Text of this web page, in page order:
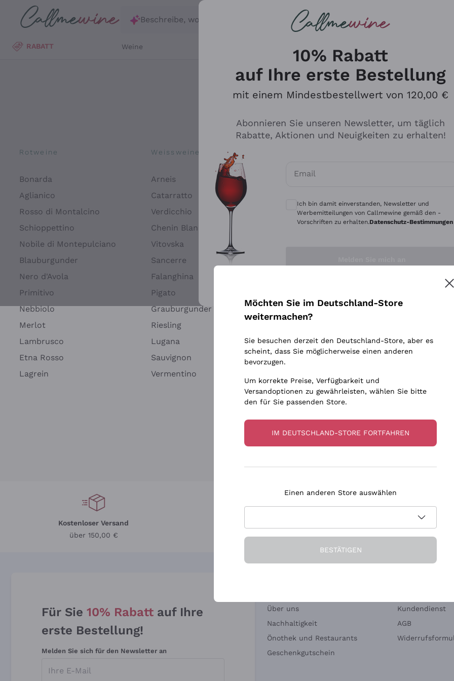
Zum Hauptinhalt springen
Beschreibe, wonach du suchst
RABATT Weine
Rotweine
Bonarda
Aglianico
Rosso di Montalcino
Schioppettino
Nobile di Montepulciano
Blauburgunder
Nero d'Avola
Primitivo
Nebbiolo
Merlot
Lambrusco
Etna Rosso
Lagrein
Weissweine
Arneis
Catarratto
Verdicchio
Chenin Blanc
Vitovska
Sancerre
Falanghina
Pigato
Grauburgunder
Riesling
Lugana
Sauvignon
Vermentino
Tenuta San Leonardo
Alessandra Divella
Ca' dei Frati
Biondi Santi
Quintarelli Giuseppe
Rinaldi Giuseppe
Egly Ouriet
Jacquesson
Agrapart
Indigene
Ohne
Kostenloser Versand
über 150,00 €
in Deutschland
in 3 Raten
Für Sie 10% Rabatt auf Ihre
erste Bestellung!
Melden Sie sich für den Newsletter an
Über uns
Nachhaltigkeit
Önothek und Restaurants
Geschenkgutschein
Kundendienst
AGB
10% Rabatt
auf Ihre erste Bestellung
mit einem Mindestbestellwert von 120,00 €
Abonnieren Sie unseren Newsletter, um täglich
Rabatte, Aktionen und Neuigkeiten zu erhalten!
Email
Ich bin damit einverstanden, Newsletter und
Werbemitteilungen von Callmewine gemäß den -
Vorschriften zu erhalten.Datenschutz-Bestimmungen
Möchten Sie im Deutschland-Store
weitermachen?
Sie besuchen derzeit den Deutschland-Store, aber es
scheint, dass Sie möglicherweise einen anderen
bevorzugen.
Um korrekte Preise, Verfügbarkeit und
Versandoptionen zu gewährleisten, wählen Sie bitte
den für Sie passenden Store.
IM DEUTSCHLAND-STORE FORTFAHREN
Einen anderen Store auswählen
BESTÄTIGEN